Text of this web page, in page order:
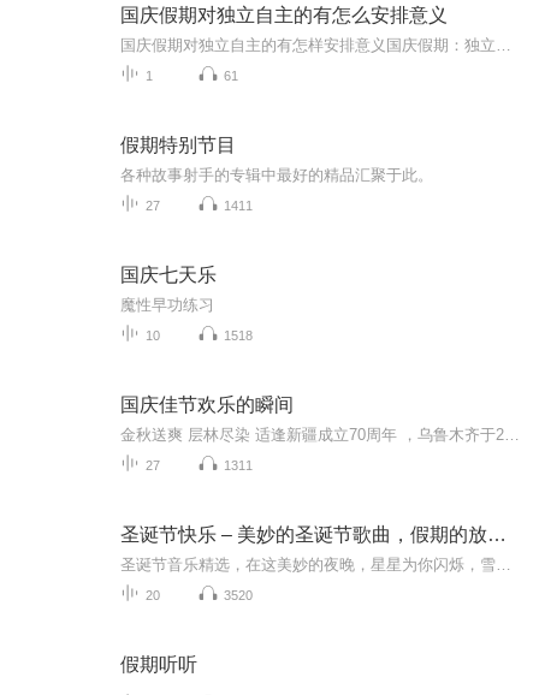
国庆假期对独立自主的有怎么安排意义
1 61
假期特别节目
各种故事射手的专辑中最好的精品汇聚于此。
27 1411
国庆七天乐
魔性早功练习
10 1518
国庆佳节欢乐的瞬间
27 1311
圣诞节快乐 – 美妙的圣诞节歌曲，假期的放松歌曲
20 3520
假期听听